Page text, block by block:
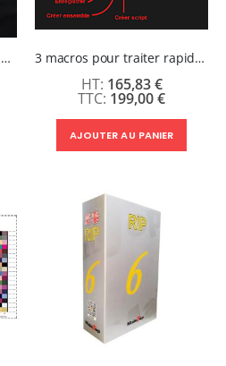
Logiciel CALDERA Direct to Film 3 macros pour traiter rapidement vos fichiers DTF sur Photoshop
199,00 €
165,83 €
AJOUTER AU PANIER